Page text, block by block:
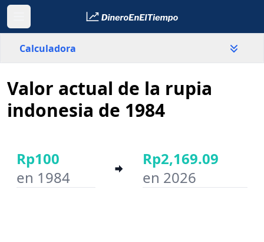
Calculadora
Indonesia
País
Año inicial
Valor actual de la rupia
indonesia de 1984
Rp100
en 1984
Rp2,169.09
en 2026